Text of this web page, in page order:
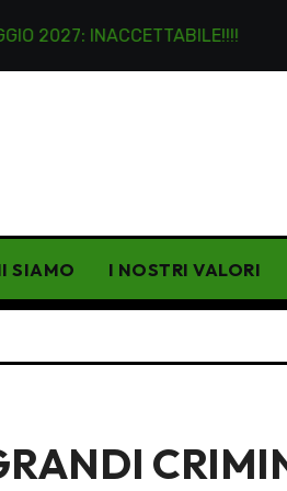
Lettere
SIAMO I NOSTRI VALORI